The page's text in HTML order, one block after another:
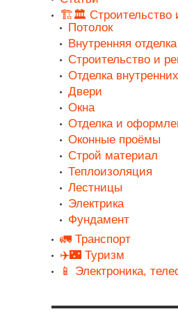
🏗️🏛️ Строительство
Потолок
Внутренняя отделка
Строительство и
Отделка
Двери
Окна
Отделка и
Оконные проёмы
Строй материал
Теплоизоляция
Лестницы
Электрика
Фундамент
🚛 Транспорт
✈️🌃 Туризм
📱 Электроника,